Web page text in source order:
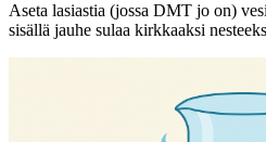
Aseta lasiastia (jossa DMT jo on)
sisällä jauhe sulaa kirkkaaksi